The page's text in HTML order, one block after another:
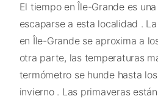
El tiempo en Île-Grande es
escaparse a esta localidad .
en Île-Grande se aproxima a
otra parte, las temperaturas
termómetro se hunde hasta
invierno . Las primaveras